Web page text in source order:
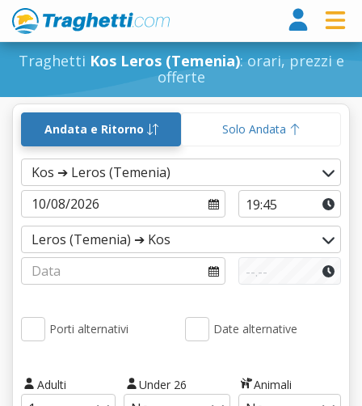
Traghetti Kos Leros (Temenia): orari, prezzi e
offerte
Andata e Ritorno Solo Andata
Porti alternativi Date alternative
Adulti Under 26 Animali